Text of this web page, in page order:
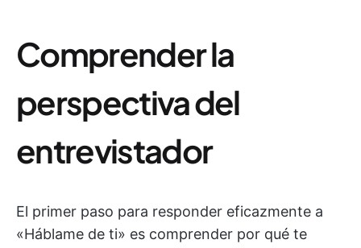
Comprender la
perspectiva del
entrevistador
El primer paso para responder eficazmente a
«Háblame de ti» es comprender por qué te